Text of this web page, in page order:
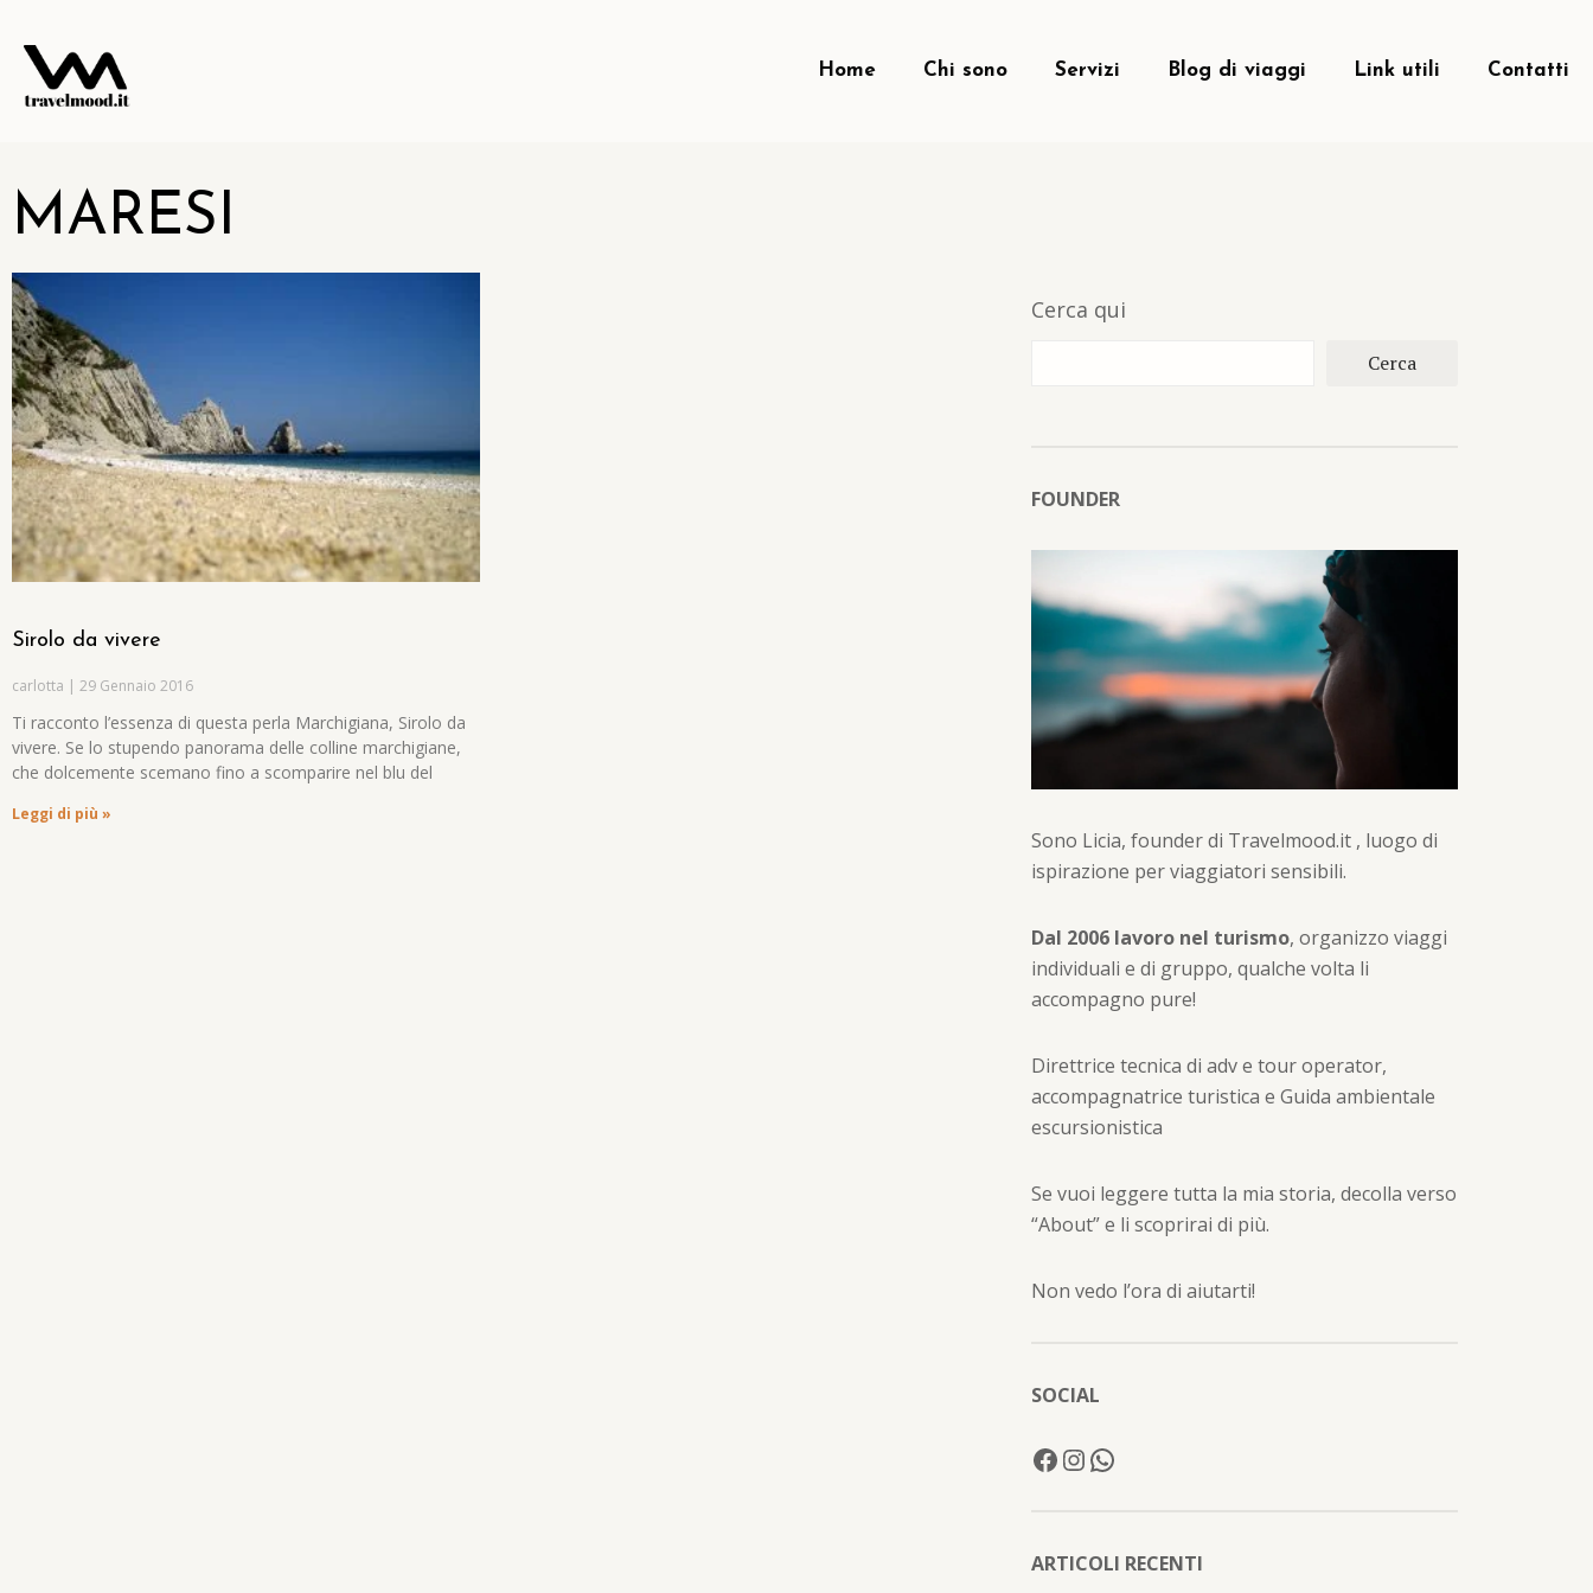
Home Chi sono Servizi Blog di viaggi Link utili Contatti
MARESI
Sirolo da vivere
carlotta 29 Gennaio 2016
Ti racconto l’essenza di questa perla Marchigiana, Sirolo da
vivere. Se lo stupendo panorama delle colline marchigiane,
che dolcemente scemano fino a scomparire nel blu del
Leggi di più »
Cerca qui
Cerca
FOUNDER
Sono Licia, founder di Travelmood.it , luogo di
ispirazione per viaggiatori sensibili.
Dal 2006 lavoro nel turismo, organizzo viaggi
individuali e di gruppo, qualche volta li
accompagno pure!
Direttrice tecnica di adv e tour operator,
accompagnatrice turistica e Guida ambientale
escursionistica
Se vuoi leggere tutta la mia storia, decolla verso
“About” e li scoprirai di più.
Non vedo l’ora di aiutarti!
SOCIAL
ARTICOLI RECENTI